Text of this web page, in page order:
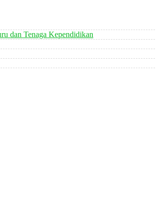
dan Tenaga Kependidikan